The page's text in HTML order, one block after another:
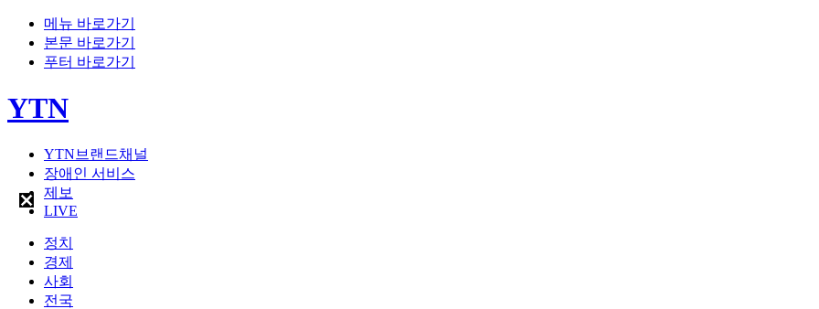
메뉴 바로가기
본문 바로가기
푸터 바로가기
YTN
YTN브랜드채널
장애인 서비스
제보
LIVE
정치
경제
사회
전국